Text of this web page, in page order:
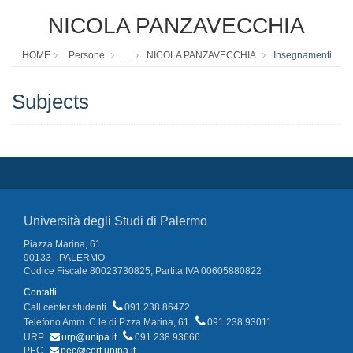
NICOLA PANZAVECCHIA
HOME Persone ... NICOLA PANZAVECCHIA Insegnamenti
Subjects
Università degli Studi di Palermo
Piazza Marina, 61
90133 - PALERMO
Codice Fiscale 80023730825, Partita IVA 00605880822
Contatti
Call center studenti
091 238 86472
Telefono Amm. C.le di P.zza Marina, 61
091 238 93011
URP
urp@unipa.it
091 238 93666